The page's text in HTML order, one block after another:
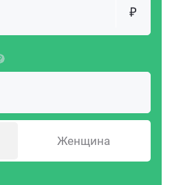
Женщина